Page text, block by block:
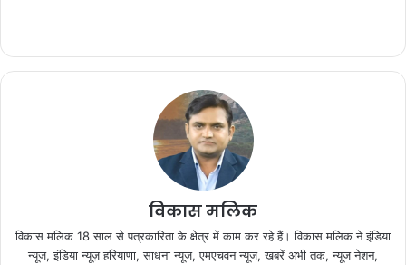
विकास मलिक
विकास मलिक 18 साल से पत्रकारिता के क्षेत्र में काम कर रहे हैं। विकास मलिक ने इंडिया
न्यूज, इंडिया न्यूज़ हरियाणा, साधना न्यूज, एमएचवन न्यूज, खबरें अभी तक, न्यूज नेशन,